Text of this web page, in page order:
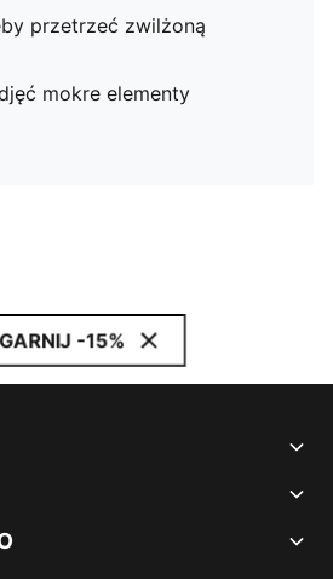
przetrzeć zwilżoną
mokre elementy
-15%